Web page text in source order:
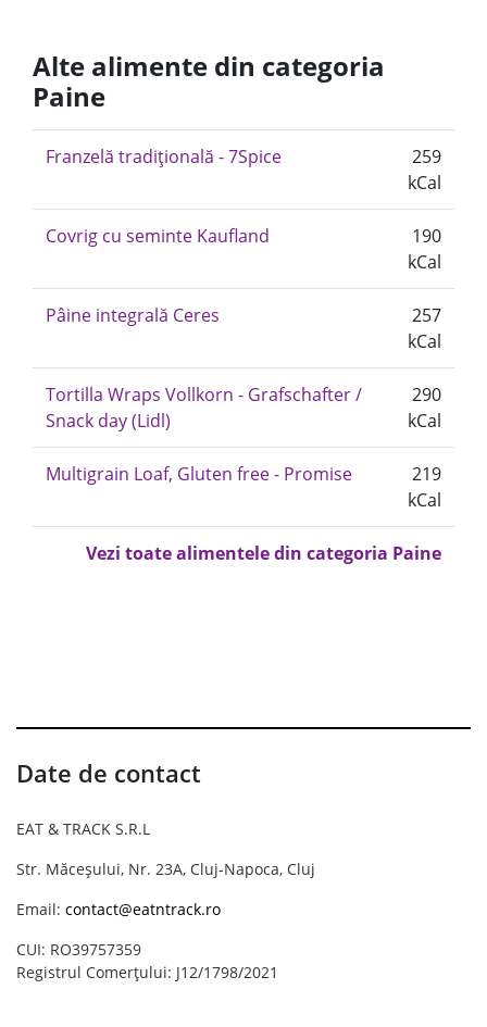
Alte alimente din categoria
Paine
Franzelă tradițională - 7Spice
259
kCal
Covrig cu seminte Kaufland
190
kCal
Pâine integrală Ceres
257
kCal
Tortilla Wraps Vollkorn - Grafschafter /
Snack day (Lidl)
290
kCal
Multigrain Loaf, Gluten free - Promise
219
kCal
Vezi toate alimentele din categoria Paine
Date de contact
EAT & TRACK S.R.L
Str. Măceșului, Nr. 23A, Cluj-Napoca, Cluj
Email: contact@eatntrack.ro
CUI: RO39757359
Registrul Comerțului: J12/1798/2021